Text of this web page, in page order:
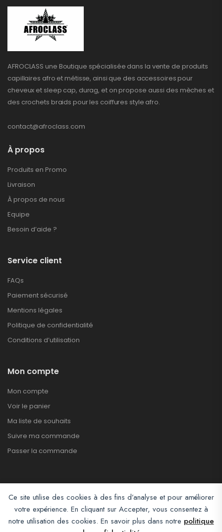
Ce site utilise des cookies à des fins d’analyse et pour améliorer
votre expérience. En cliquant sur Accepter, vous consentez à
notre utilisation des cookies. En savoir plus dans notre politique
AFROCLASS une Boutique spécialisée dans la vente de produits
capillaires afro et métisse, ainsi que des accessoires pour
cheveux et sleep cap, durag, et on propose aussi des mèches et
des crochets braids pour les coiffures style afro.
contact@afroclass.com
À propos
Produits en Promo
Livraison
À propos de nous
Equipe
Besoin d’aide ?
Service client
FAQs
Paiement sécurisé
Mentions légales
Politique de confidentialité
Conditions d’utilisation
Mon compte
Mon compte
Voir le panier
Ma liste de souhaits
Suivre ma commande
Passer la commande